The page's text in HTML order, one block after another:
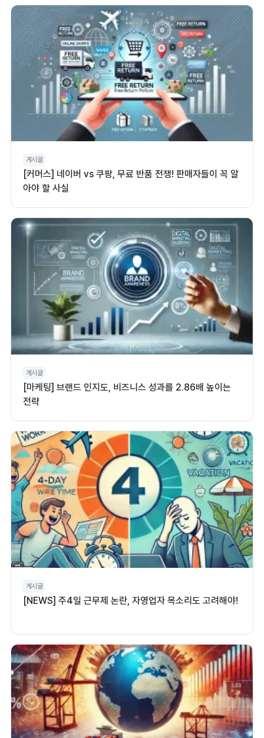
게시글
[커머스] 네이버 vs 쿠팡, 무료 반품 전쟁! 판매자들이 꼭 알
아야 할 사실
게시글
[마케팅] 브랜드 인지도, 비즈니스 성과를 2.86배 높이는
전략
게시글
[NEWS] 주4일 근무제 논란, 자영업자 목소리도 고려해야!